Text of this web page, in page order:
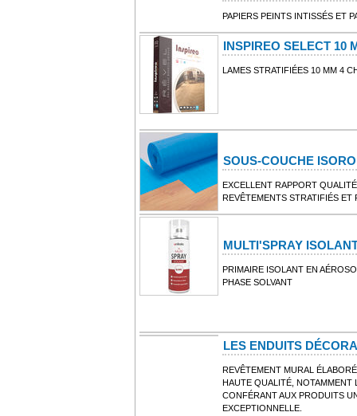
PAPIERS PEINTS INTISSÉS ET
INSPIREO SELECT 10
LAMES STRATIFIÉES 10 MM 4
SOUS-COUCHE
EXCELLENT RAPPORT
REVÊTEMENTS STRATIFIÉS ET
MULTI'SPRAY
PRIMAIRE ISOLANT EN
PHASE SOLVANT
LES ENDUITS
REVÊTEMENT MURAL
HAUTE QUALITÉ, NOTAMMENT
CONFÉRANT AUX PRODUITS
EXCEPTIONNELLE.